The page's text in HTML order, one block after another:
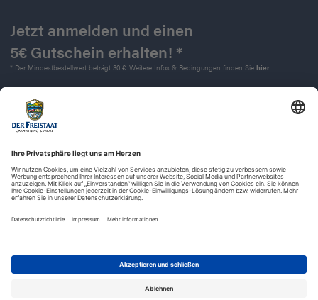
Jetzt anmelden und einen
5€ Gutschein erhalten! *
* Der Mindestbestellwert beträgt 30 €. Weitere Infos & Bedingungen finden Sie hier.